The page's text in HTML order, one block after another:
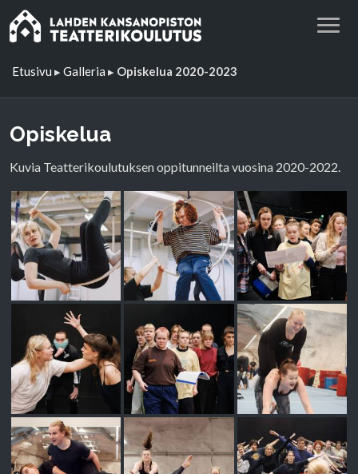
Etusivu ▸ Galleria ▸ Opiskelua 2020-2023
Opiskelua
Kuvia Teatterikoulutuksen oppitunneilta vuosina 2020-2022.